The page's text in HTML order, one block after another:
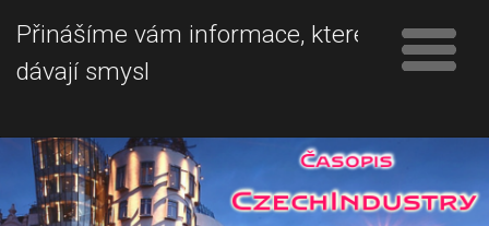
Přinášíme vám informace, které
dávají smysl